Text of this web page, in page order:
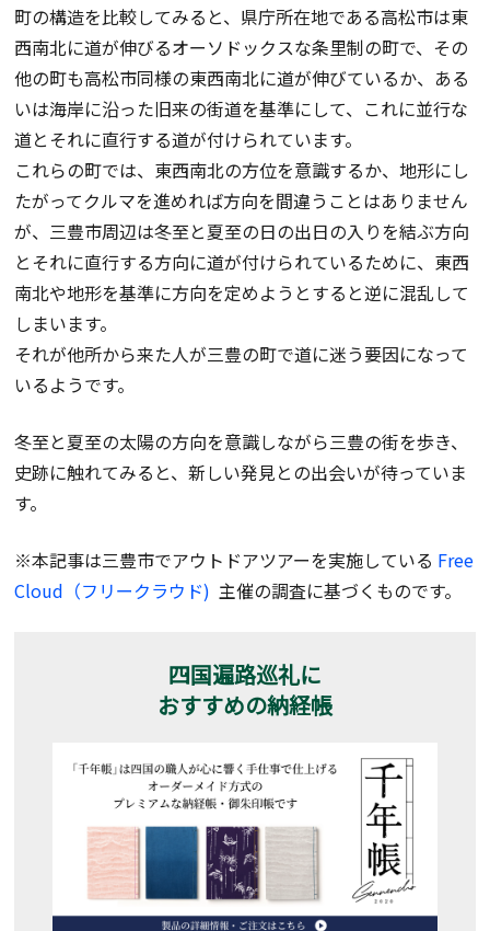
町の構造を比較してみると、県庁所在地である高松市は東
西南北に道が伸びるオーソドックスな条里制の町で、その
他の町も高松市同様の東西南北に道が伸びているか、ある
いは海岸に沿った旧来の街道を基準にして、これに並行な
道とそれに直行する道が付けられています。
これらの町では、東西南北の方位を意識するか、地形にし
たがってクルマを進めれば方向を間違うことはありません
が、三豊市周辺は冬至と夏至の日の出日の入りを結ぶ方向
とそれに直行する方向に道が付けられているために、東西
南北や地形を基準に方向を定めようとすると逆に混乱して
しまいます。
それが他所から来た人が三豊の町で道に迷う要因になって
いるようです。
冬至と夏至の太陽の方向を意識しながら三豊の街を歩き、
史跡に触れてみると、新しい発見との出会いが待っていま
す。
※本記事は三豊市でアウトドアツアーを実施している Free
Cloud（フリークラウド) 主催の調査に基づくものです。
四国遍路巡礼に
おすすめの納経帳